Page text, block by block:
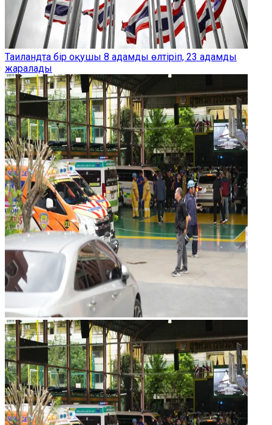
Таиландта бір оқушы 8 адамды өлтіріп, 23 адамды
жаралады